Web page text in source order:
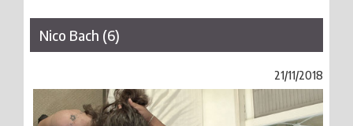
Nico Bach (6)
21/11/2018